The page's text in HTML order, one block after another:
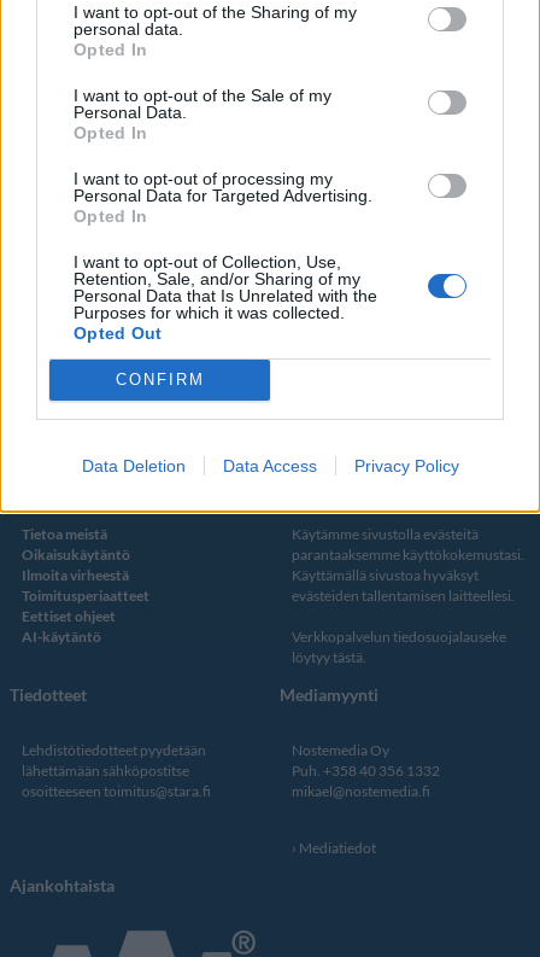
I want to opt-out of the Sharing of my
personal data.
Opted In
I want to opt-out of the Sale of my
Personal Data.
Opted In
I want to opt-out of processing my
Personal Data for Targeted Advertising.
Opted In
I want to opt-out of Collection, Use,
Retention, Sale, and/or Sharing of my
Personal Data that Is Unrelated with the
Purposes for which it was collected.
Opted Out
CONFIRM
Data Deletion Data Access Privacy Policy
Lifestyle
Matkailu
Koti & Asuminen
Viihdeuutiset
Digi
Pelit
Some
Facebook
Kustantaja ja toimitus
Tietoa meistä
Oikaisukäytäntö
Ilmoita virheestä
Toimitusperiaatteet
Eettiset ohjeet
AI-käytäntö
Tietosuojalauseke
Käytämme sivustolla evästeitä
parantaaksemme käyttökokemustasi.
Käyttämällä sivustoa hyväksyt
evästeiden tallentamisen laitteellesi.
Verkkopalvelun tiedosuojalauseke
löytyy tästä
Tiedotteet
Lehdistötiedotteet pyydetään
lähettämään sähköpostitse
osoitteeseen toimitus@stara.fi
Mediamyynti
Nostemedia Oy
Puh. +358 40 356 1332
mikael@nostemedia.fi
Mediatiedot
Ajankohtaista